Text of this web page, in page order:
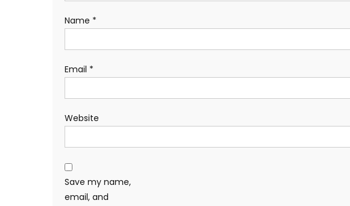
Name *
Email *
Website
Save my name,
email, and